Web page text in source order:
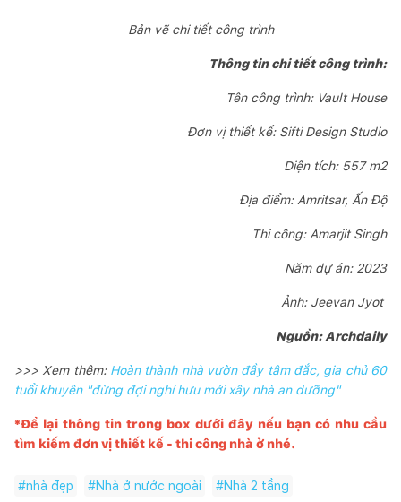
Bản vẽ chi tiết công trình
Thông tin chi tiết công trình:
Tên công trình: Vault House
Đơn vị thiết kế: Sifti Design Studio
Diện tích: 557 m2
Địa điểm: Amritsar, Ấn Độ
Thi công: Amarjit Singh
Năm dự án: 2023
Ảnh: Jeevan Jyot
Nguồn: Archdaily
>>> Xem thêm: Hoàn thành nhà vườn đầy tâm đắc, gia chủ 60
tuổi khuyên "đừng đợi nghỉ hưu mới xây nhà an dưỡng"
*Để lại thông tin trong box dưới đây nếu bạn có nhu cầu
tìm kiếm đơn vị thiết kế - thi công nhà ở nhé.
#nhà đẹp #Nhà ở nước ngoài #Nhà 2 tầng